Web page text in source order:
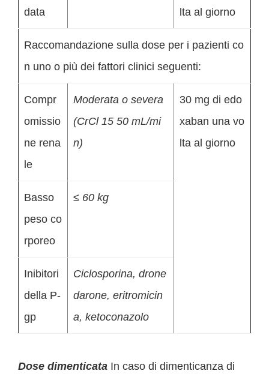
data
lta al giorno
Raccomandazione sulla dose per i pazienti co
n uno o più dei fattori clinici seguenti:
Compr
omissio
ne rena
le
Moderata o severa
(CrCl 15 50 mL/mi
n)
30 mg di edo
xaban una vo
lta al giorno
Basso
peso co
rporeo
≤ 60 kg
Inibitori
della P-
gp
Ciclosporina, drone
darone, eritromicin
a, ketoconazolo
Dose dimenticata In caso di dimenticanza di